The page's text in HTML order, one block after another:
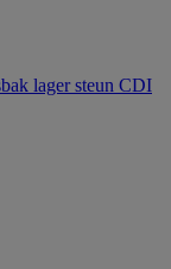
lager steun CDI